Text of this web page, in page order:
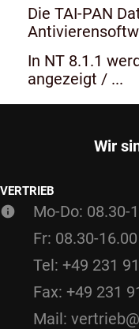
Die TAI-PAN
In NT 8.1.1
angezeigt / ...
Wir
VERTRIEB
Mo-Do: 08.30-
Fr: 08.30-
Tel: +49 231
Fax: +49 231
Mail: